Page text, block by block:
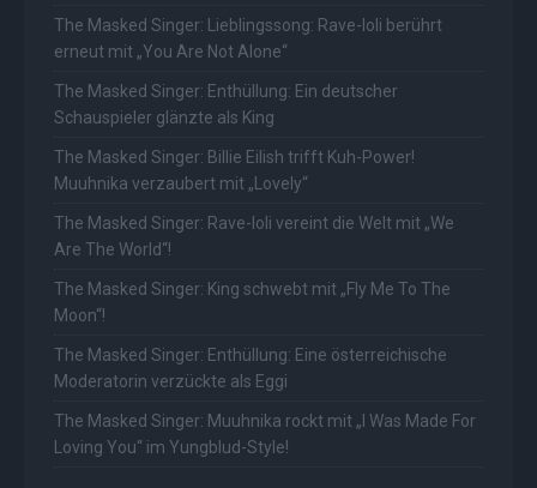
The Masked Singer: Lieblingssong: Rave-Ioli berührt
erneut mit „You Are Not Alone“
The Masked Singer: Enthüllung: Ein deutscher
Schauspieler glänzte als King
The Masked Singer: Billie Eilish trifft Kuh-Power!
Muuhnika verzaubert mit „Lovely“
The Masked Singer: Rave-Ioli vereint die Welt mit „We
Are The World“!
The Masked Singer: King schwebt mit „Fly Me To The
Moon“!
The Masked Singer: Enthüllung: Eine österreichische
Moderatorin verzückte als Eggi
The Masked Singer: Muuhnika rockt mit „I Was Made For
Loving You“ im Yungblud-Style!